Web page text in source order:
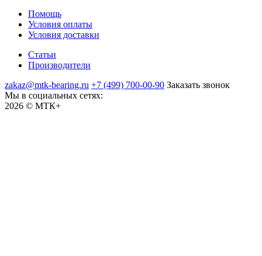
Помощь
Условия оплаты
Условия доставки
Статьи
Производители
zakaz@mtk-bearing.ru +7 (499) 700-00-90 Заказать звонок
Мы в социальных сетях:
2026 © МТК+